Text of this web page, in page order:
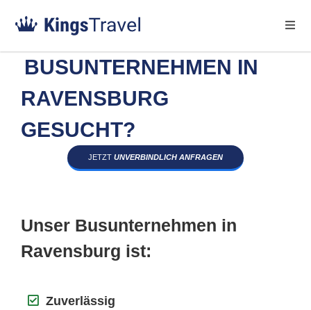
BUSUNTERNEHMEN IN
RAVENSBURG
GESUCHT?
JETZT UNVERBINDLICH ANFRAGEN
Unser Busunternehmen in
Ravensburg ist:
Zuverlässig